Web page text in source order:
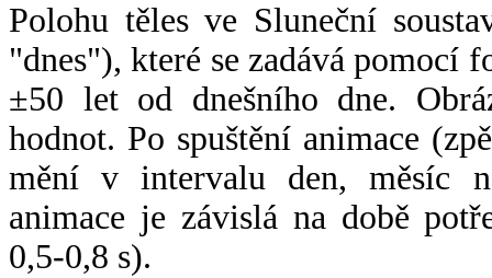
Polohu těles ve Sluneční
"dnes"), které se zadává pomocí
±50 let od dnešního dne.
hodnot. Po spuštění animace
mění v intervalu den, měsíc
animace je závislá na době
0,5-0,8 s).